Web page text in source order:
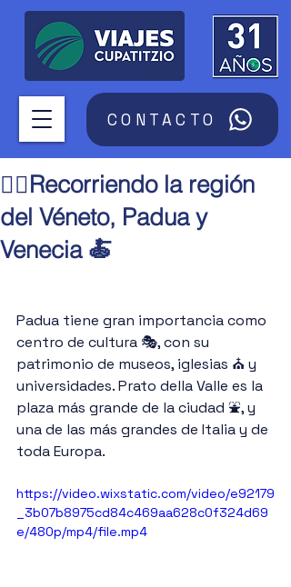
CONTACTO
🚶‍♀️Recorriendo la región
del Véneto, Padua y
Venecia 🍝
Padua tiene gran importancia como
centro de cultura 🎭, con su
patrimonio de museos, iglesias ⛪ y
universidades. Prato della Valle es la
plaza más grande de la ciudad ⛲, y
una de las más grandes de Italia y de
toda Europa.
https://video.wixstatic.com/video/e92179
_3b07b8975cd84c469aa628c0f324d69
e/480p/mp4/file.mp4